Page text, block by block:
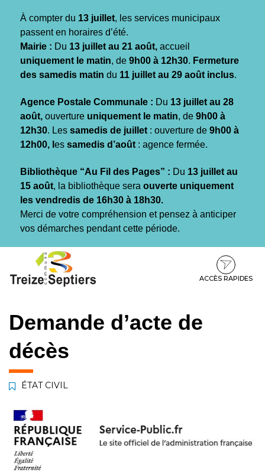
À compter du 13 juillet, les services municipaux
passent en horaires d’été.
Mairie : Du 13 juillet au 21 août, accueil
uniquement le matin, de 9h00 à 12h30. Fermeture
des samedis matin du 11 juillet au 29 août inclus.
Agence Postale Communale : Du 13 juillet au 28
août, ouverture uniquement le matin, de 9h00 à
12h30. Les samedis de juillet : ouverture de 9h00 à
12h00, l es samedis d’août : agence fermée.
Bibliothèque “Au Fil des Pages” : Du 13 juillet au
15 août, la bibliothèque sera ouverte uniquement
les vendredis de 16h30 à 18h30.
Merci de votre compréhension et pensez à anticiper
vos démarches pendant cette période.
contenu
pied
ACCÈS RAPIDES
Demande d’acte de
décès
ÉTAT CIVIL